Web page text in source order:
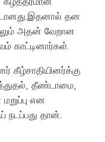
தன
அதன் வேறான
காட்டினார்கள்.
கீழ்சாதியினர்க்கு
தீண்டாமை,
மறுப்பு என
தான்.